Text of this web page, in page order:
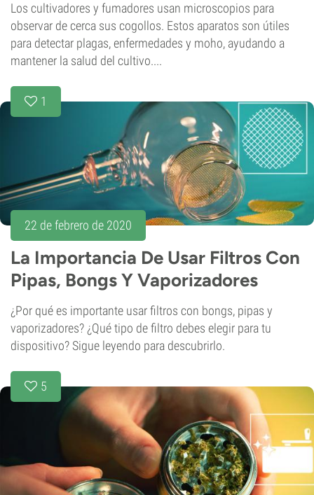
Los cultivadores y fumadores usan microscopios para
observar de cerca sus cogollos. Estos aparatos son útiles
para detectar plagas, enfermedades y moho, ayudando a
mantener la salud del cultivo....
1
22 de febrero de 2020
La Importancia De Usar Filtros Con
Pipas, Bongs Y Vaporizadores
¿Por qué es importante usar filtros con bongs, pipas y
vaporizadores? ¿Qué tipo de filtro debes elegir para tu
dispositivo? Sigue leyendo para descubrirlo.
5